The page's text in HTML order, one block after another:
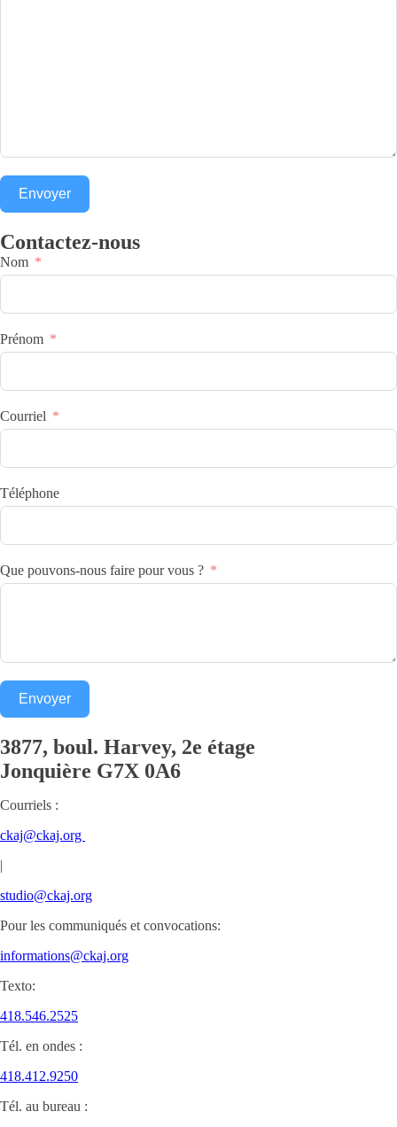
Envoyer
Contactez-nous
Nom
Prénom
Courriel
Téléphone
Que pouvons-nous faire pour vous ?
Envoyer
3877, boul. Harvey, 2e étage
Jonquière G7X 0A6
Courriels :
ckaj@ckaj.org
|
studio@ckaj.org
Pour les communiqués et convocations:
informations@ckaj.org
Texto:
418.546.2525
Tél. en ondes :
418.412.9250
Tél. au bureau :